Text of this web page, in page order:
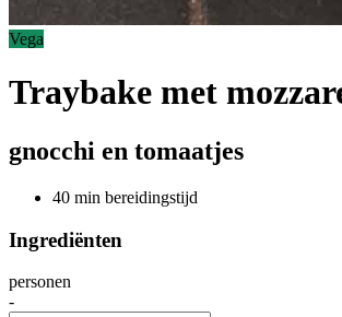
Vega
Traybake met
gnocchi en tomaatjes
40 min bereidingstijd
Ingrediënten
personen
-